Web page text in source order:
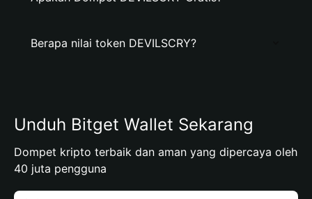
Berapa nilai token DEVILSCRY?
Unduh Bitget Wallet Sekarang
Dompet kripto terbaik dan aman yang dipercaya oleh
40 juta pengguna